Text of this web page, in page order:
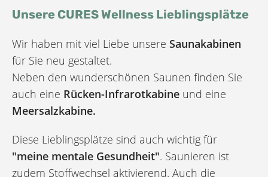
Unsere CURES Wellness Lieblingsplätze
Wir haben mit viel Liebe unsere Saunakabinen
für Sie neu gestaltet.
Neben den wunderschönen Saunen finden Sie
auch eine Rücken-Infrarotkabine und eine
Meersalzkabine.
Diese Lieblingsplätze sind auch wichtig für
"meine mentale Gesundheit". Saunieren ist
zudem Stoffwechsel aktivierend. Auch die